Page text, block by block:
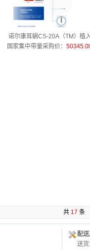
诺尔康耳蜗CS-20A（TM）植
国家集中带量采购价：
共 17 条
配
送